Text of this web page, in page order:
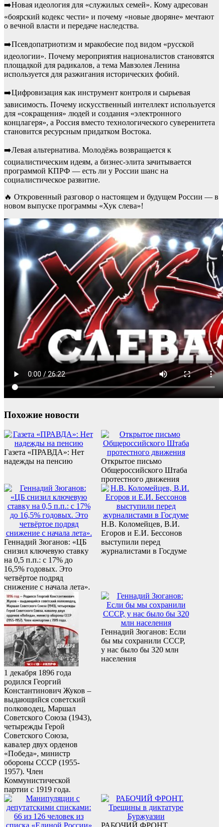
➡️Новая идеология для «служилых семей». Кому адресован
«боярский кодекс чести» и почему «новые дворяне» мечтают
о вечной власти и передаче наследства.
➡️Псевдопатриотизм и мракобесие под видом «русской
идеологии». Почему мероприятия националистов становятся
площадкой для радикалов, а тема Мавзолея Ленина
используется для разжигания исторических фобий.
➡️Цифровизация как инструмент контроля и сырьевая
зависимость. Почему искусственный интеллект используется
для «сокращения» людей и создания «электронного
концлагеря», а Россия вместо технологического суверенитета
становится ресурсным придатком Востока.
➡️Левая альтернатива. Молодёжь возвращается к
социалистическим идеям, а бизнес-элита зачитывается
программой КПРФ — есть ли у России шанс на
социалистическое развитие.
🔥 Откровенный разговор о настоящем и будущем России — в
новом выпуске программы «Хук слева»!
Похожие новости
Газета «ПРАВДА»: Нет
надежды на пенсию
Открытое письмо
Общероссийского Штаба
протестного движения
Геннадий Зюганов: «ЦБ
снизил ключевую ставку
на 0,5 п.п.: с 17% до
16,5% годовых. Это
четвёртое подряд
снижение с начала лета».
Н.В. Коломейцев, В.И.
Егоров и Е.И. Бессонов
выступили перед
журналистами в Госдуме
1 декабря 1896 года
родился Георгий
Константинович Жуков –
выдающийся советский
полководец, Маршал
Советского Союза (1943),
четырежды Герой
Советского Союза,
кавалер двух орденов
«Победа», министр
обороны СССР (1955-
1957). Член
Коммунистической
партии с 1919 года.
Геннадий Зюганов: Если
бы мы сохранили СССР,
у нас было бы 320 млн
населения
РАБОЧИЙ ФРОНТ.